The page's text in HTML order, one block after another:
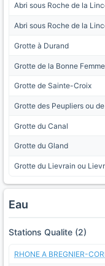
Abri sous Roche de la
Abri sous Roche de la
Grotte à Durand
Grotte de la Bonne Femme
Grotte de Sainte-Croix
Grotte des Peupliers ou
Grotte du Canal
Grotte du Gland
Grotte du Lievrain ou
Eau
Stations Qualite (2)
RHONE A BREGNIER-